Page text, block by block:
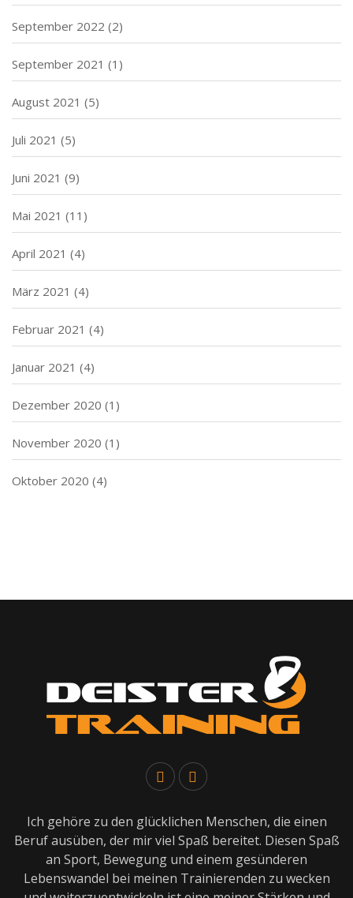
September 2022 (2)
September 2021 (1)
August 2021 (5)
Juli 2021 (5)
Juni 2021 (9)
Mai 2021 (11)
April 2021 (4)
März 2021 (4)
Februar 2021 (4)
Januar 2021 (4)
Dezember 2020 (1)
November 2020 (1)
Oktober 2020 (4)
Ich gehöre zu den glücklichen Menschen, die einen
Beruf ausüben, der mir viel Spaß bereitet. Diesen Spaß
an Sport, Bewegung und einem gesünderen
Lebenswandel bei meinen Trainierenden zu wecken